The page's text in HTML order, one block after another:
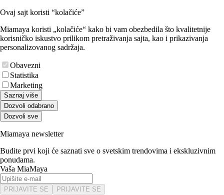
Ovaj sajt koristi “kolačiće”
Miamaya koristi „kolačiće“ kako bi vam obezbedila što kvalitetnije
korisničko iskustvo prilikom pretraživanja sajta, kao i prikazivanja
personalizovanog sadržaja.
Obavezni
Statistika
Marketing
Saznaj više
Dozvoli odabrano
Dozvoli sve
Miamaya newsletter
Budite prvi koji će saznati sve o svetskim trendovima i ekskluzivnim
ponudama.
Vaša MiaMaya
PRIJAVITE SE PRIJAVITE SE